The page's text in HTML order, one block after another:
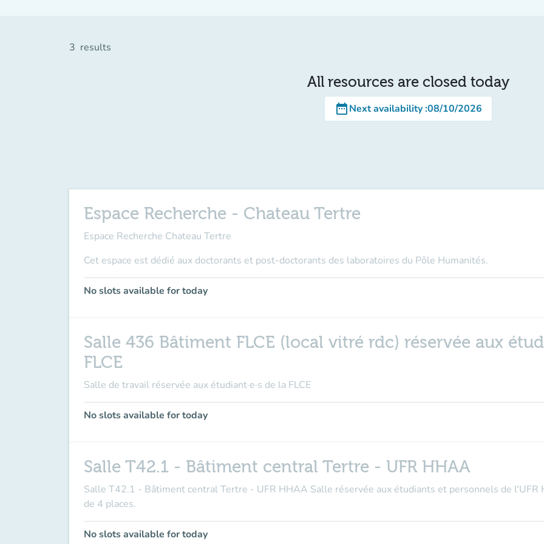
3 results
All resources are closed today
date_rangeNext availability:08/10/2026
Espace Recherche - Chateau Tertre
Espace Recherche Chateau Tertre
Cet espace est dédié aux doctorants et post-doctorants des laboratoires du Pôle Humanités.
No slots available for today
Salle 436 Bâtiment FLCE (local vitré rdc) réservée aux
FLCE
Salle de travail réservée aux étudiant·e·s de la FLCE
No slots available for today
Salle T42.1 - Bâtiment central Tertre - UFR HHAA
Salle T42.1 - Bâtiment central Tertre - UFR HHAA Salle réservée aux étudiants et personnels de l'UFR
de 4 places.
No slots available for today